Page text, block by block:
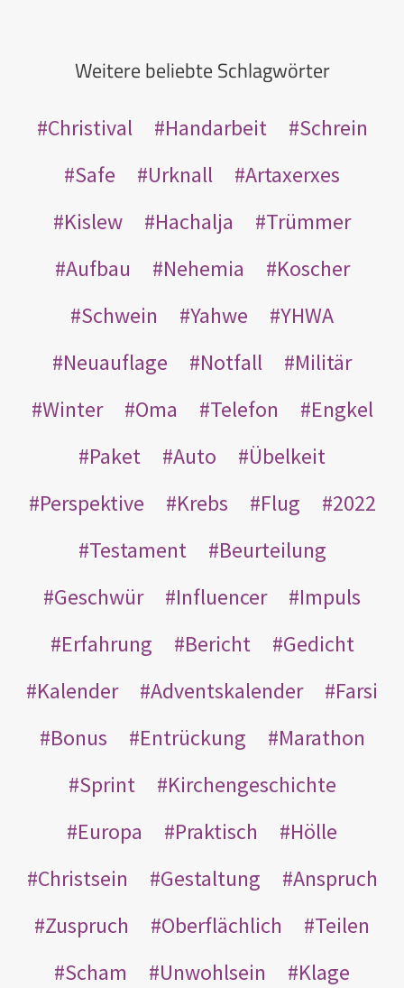
Weitere beliebte Schlagwörter
Christival Handarbeit
Schrein
Safe
Urknall
Artaxerxes
Kislew
Hachalja
Trümmer
Aufbau
Nehemia
Koscher
Schwein
Yahwe
YHWA
Neuauflage
Notfall
Militär
Winter
Oma Telefon
Engkel
Paket
Auto
Übelkeit
Perspektive
Krebs Flug
2022
Testament
Beurteilung
Geschwür
Influencer
Impuls
Erfahrung
Bericht
Gedicht
Kalender
Adventskalender
Farsi
Bonus
Entrückung
Marathon
Sprint
Kirchengeschichte
Europa
Praktisch
Hölle
Christsein
Gestaltung
Anspruch
Zuspruch
Oberflächlich
Teilen
Scham
Unwohlsein
Klage